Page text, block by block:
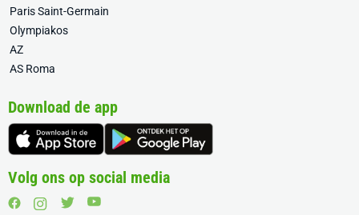
Paris Saint-Germain
Olympiakos
AZ
AS Roma
Download de app
Volg ons op social media